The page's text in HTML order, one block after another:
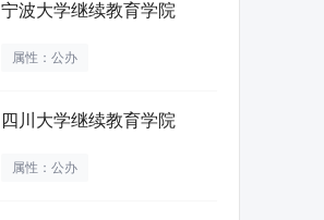
宁波大学继续教育学院
属性：公办
四川大学继续教育学院
属性：公办